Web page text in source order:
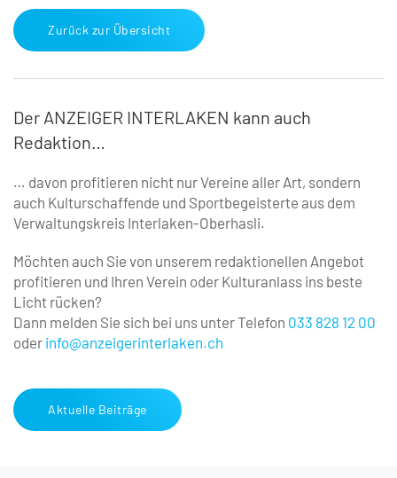
Zurück zur Übersicht
Der ANZEIGER INTERLAKEN kann auch
Redaktion…
… davon profitieren nicht nur Vereine aller Art, ­sondern
auch Kulturschaffende und Sportbegeisterte aus dem
Verwaltungskreis Interlaken-Oberhasli.
Möchten auch Sie von unserem redaktionellen Angebot
profitieren und Ihren Verein oder Kulturanlass ins beste
Licht rücken?
Dann melden Sie sich bei uns unter Telefon 033 828 12 00
oder info@anzeigerinterlaken.ch
Aktuelle Beiträge